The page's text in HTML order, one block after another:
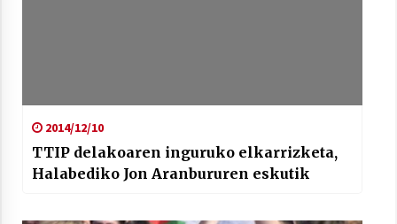
2014/12/10
TTIP delakoaren inguruko elkarrizketa,
Halabediko Jon Aranbururen eskutik